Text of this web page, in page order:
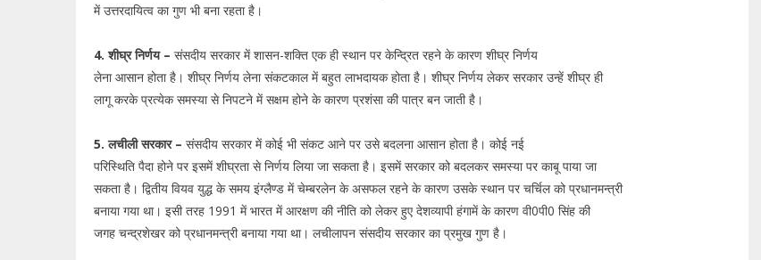
में उत्तरदायित्व का गुण भी बना रहता है।
4. शीघ्र निर्णय – संसदीय सरकार में शासन-शक्ति एक ही स्थान पर केन्द्रित रहने के कारण शीघ्र निर्णय
लेना आसान होता है। शीघ्र निर्णय लेना संकटकाल में बहुत लाभदायक होता है। शीघ्र निर्णय लेकर सरकार उन्हें शीघ्र ही
लागू करके प्रत्येक समस्या से निपटने में सक्षम होने के कारण प्रशंसा की पात्र बन जाती है।
5. लचीली सरकार – संसदीय सरकार में कोई भी संकट आने पर उसे बदलना आसान होता है। कोई नई
परिस्थिति पैदा होने पर इसमें शीघ्रता से निर्णय लिया जा सकता है। इसमें सरकार को बदलकर समस्या पर काबू पाया जा
सकता है। द्वितीय वियव युद्ध के समय इंग्लैण्ड में चेम्बरलेन के असफल रहने के कारण उसके स्थान पर चर्चिल को प्रधानमन्त्री
बनाया गया था। इसी तरह 1991 में भारत में आरक्षण की नीति को लेकर हुए देशव्यापी हंगामें के कारण वी0पी0 सिंह की
जगह चन्द्रशेखर को प्रधानमन्त्री बनाया गया था। लचीलापन संसदीय सरकार का प्रमुख गुण है।